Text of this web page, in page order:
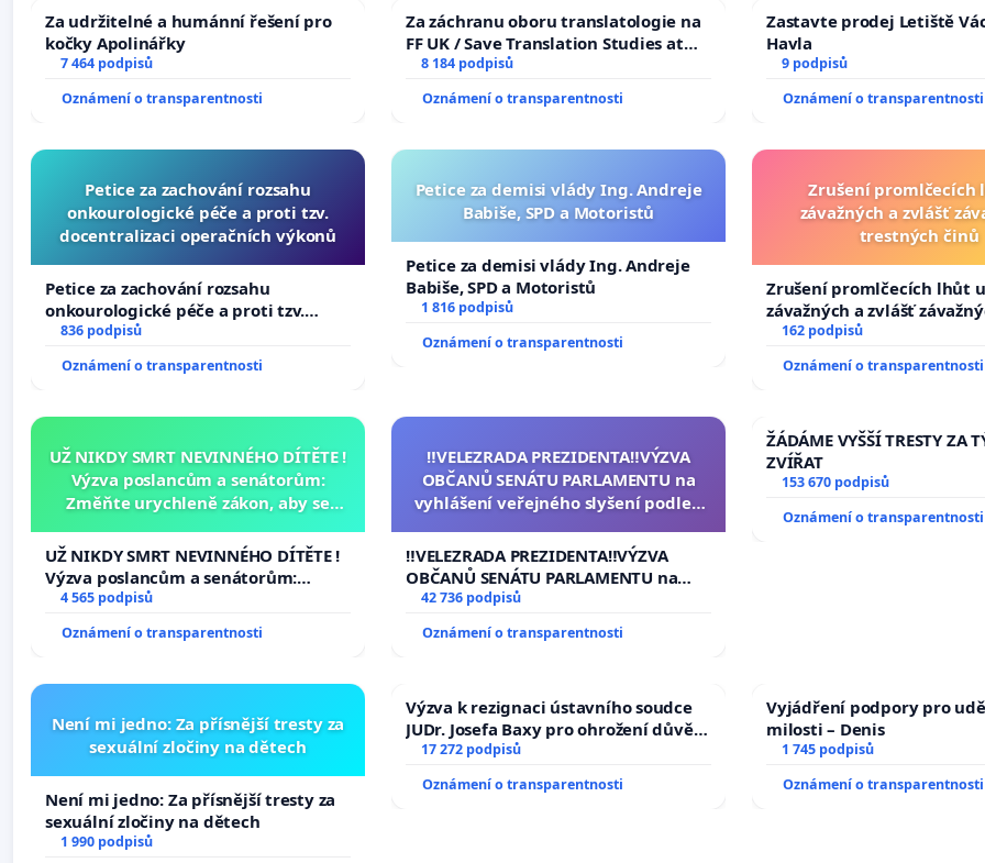
Za udržitelné a humánní řešení pro
kočky Apolinářky
7 464 podpisů
Oznámení o transparentnosti
Za záchranu oboru translatologie na
FF UK / Save Translation Studies at
the Faculty of Arts, Charles
8 184 podpisů
Oznámení o transparentnosti
Zastavte prodej Letiště
Havla
9 podpisů
Oznámení o transparentnosti
Petice za zachování rozsahu
onkourologické péče a proti tzv.
docentralizaci operačních výkonů
Petice za zachování rozsahu
onkourologické péče a proti tzv.
docentralizaci operačních výkonů
836 podpisů
Oznámení o transparentnosti
Petice za demisi vlády Ing. Andreje
Babiše, SPD a Motoristů
Petice za demisi vlády Ing. Andreje
Babiše, SPD a Motoristů
1 816 podpisů
Oznámení o transparentnosti
Zrušení promlčecích
závažných a zvlášť
trestných činů
Zrušení promlčecích lhůt u
závažných a zvlášť
trestných činů
162 podpisů
Oznámení o transparentnosti
UŽ NIKDY SMRT NEVINNÉHO DÍTĚTE !
Výzva poslancům a senátorům:
Změňte urychleně zákon, aby se
opakovat!
UŽ NIKDY SMRT NEVINNÉHO DÍTĚTE !
Výzva poslancům a senátorům:
Změňte urychleně zákon, aby se
opakovat!
4 565 podpisů
Oznámení o transparentnosti
‼️VELEZRADA PREZIDENTA‼️VÝZVA
OBČANŮ SENÁTU PARLAMENTU na
vyhlášení veřejného slyšení podle §
na přijetí usnesení k podání ústavní
žaloby na prezidenta republiky
‼️VELEZRADA PREZIDENTA‼️VÝZVA
OBČANŮ SENÁTU PARLAMENTU na
vyhlášení veřejného slyšení podle §
na přijetí usnesení k podání ústavní
42 736 podpisů
Oznámení o transparentnosti
ŽÁDÁME VYŠŠÍ TRESTY ZA
ZVÍŘAT
153 670 podpisů
Oznámení o transparentnosti
Není mi jedno: Za přísnější tresty za
sexuální zločiny na dětech
Není mi jedno: Za přísnější tresty za
sexuální zločiny na dětech
1 990 podpisů
Výzva k rezignaci ústavního soudce
JUDr. Josefa Baxy pro ohrožení důvěry
ve spravedlivý proces
17 272 podpisů
Oznámení o transparentnosti
Vyjádření podpory pro
milosti – Denis
1 745 podpisů
Oznámení o transparentnosti